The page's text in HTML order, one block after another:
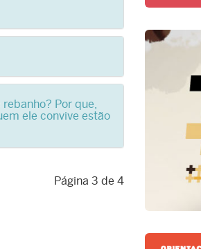
Por que,
ele convive estão
Página 3 de 4